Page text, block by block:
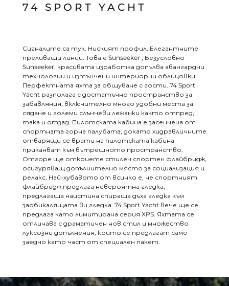
74 SPORT YACHT
Сигналите са тук. Ниският профил. Елегантните
преливащи линии. Това е Sunseeker , Безусловно
Sunseeker, красивата изработка допълва авангардни
технологии и изтънчени интериорни облицовки.
Перфектната яхта за общуване с гости. 74 Sport
Yacht разполага с достатъчно пространство за
забавляния, включително много удобни места за
сядане и големи слънчеви лежанки както отпред,
така и отзад. Пилотската кабина е засенчена от
спортната горна палубата, докато хидравличните
отварящи се врати на пилотската кабина
приканват към вътрешното пространство.
Отгоре ще откриете стилен спортен флайбридж,
осигуряващ допълнително място за социализация и
релакс. Най-хубавото от всичко е, че спортният
флайбридж предлага невероятна гледка,
предлагаща наистина спираща дъха гледка към
заобикалящата ви гледка. 74 Sport Yacht вече ще се
предлага като лимитирана серия XPS. Яхтата се
отличава с драматичен нов стил и множество
луксозни допълнения, които се предлагат само
заедно като част от специален пакет.